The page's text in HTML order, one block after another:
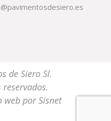
de Siero Sl.
reservados.
web porSisnet